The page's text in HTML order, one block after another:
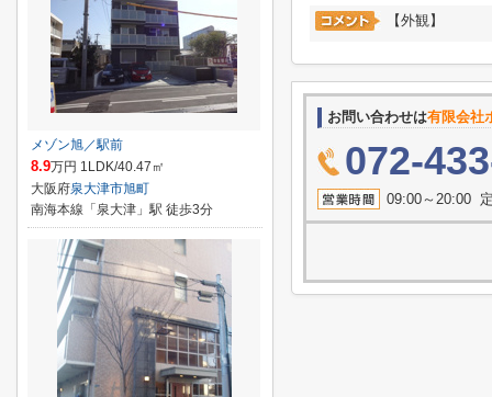
【外観】
お問い合わせは有限会社
072-
09:00～20:00
メゾン旭／駅前
8.9万円 1LDK/40.47㎡
大阪府泉大津市旭町
南海本線「泉大津」駅 徒歩3分